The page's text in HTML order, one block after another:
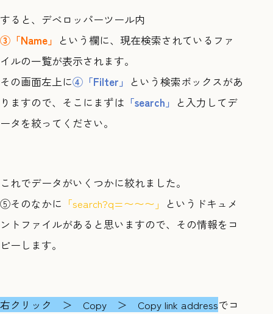
すると、デベロッパーツール内
③「Name」 という欄に、現在検索されているファ
イルの一覧が表示されます。
その画面左上に④「Filter」 という検索ボックスがあ
りますので、そこにまずは 「search」 と入力してデ
ータを絞ってください。
これでデータがいくつかに絞れました。
⑤そのなかに 「search?q=〜〜〜」 というドキュメ
ントファイルがあると思いますので、その情報をコ
ピーします。
右クリック ＞ Copy ＞ Copy link addressでコ